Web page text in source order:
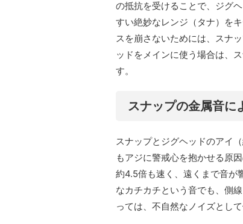
の抵抗を受けることで、ジグ
すい絶妙なレンジ（タナ）を
スを崩さないためには、スナ
ッドをメインに使う場合は、
す。
スナップの金属音に
スナップとジグヘッドのアイ
もアジに警戒心を抱かせる原
約4.5倍も速く、遠くまで音が
なカチカチという音でも、側
っては、不自然なノイズとし